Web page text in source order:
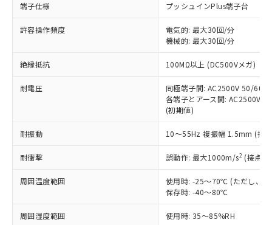
端子仕様 プッシュインPlus端子台
許容操作頻度
電気的: 最大30回/分
機械的: 最大30回/分
絶縁抵抗 100MΩ以上 (DC500Vメガ)
耐電圧
同極端子間: AC2500V 50/
各端子とアース間: AC2500V
(初期値)
耐振動 10～55Hz 複振幅 1.5mm (接
耐衝撃 誤動作: 最大1000m/s2 (接点
周囲温度範囲
使用時: -25～70℃ (ただし、氷
保存時: -40～80℃
周囲湿度範囲 使用時: 35～85%RH
ご利用条件
以下の条件をお読みいただき、同意のうえ
ご利用ください。
本サービスは、当社制御機器事業取扱
商品の当社在庫状況および標準価格
(税抜)を提供させていただくもので
当社制御機器事業取扱商品の中には、
本サービスの対象外となる商品もある
ことをご了承ください。
在庫状況および標準価格照会結果は、
記載している更新日時点での社内デー
タに基づき作成されるものであり、閲
覧された時点での実際の在庫および標
対応予定：EU RoHS指令（10物質）の非含
有に対応した製品に切り替える予定のある
商品です。
対応予定なし：EU RoHS指令（10物質）の
非含有に非対応の商品で、対応品を出す予
定はありません。
調査・確認中：EU RoHS指令（10物質）の
非含有の対応状況を調査中または確認中の
非該当品：ライセンス料など無形物で、有
害物質有無と関係のない商品です。
仕入先様の事情により、非含有部品として
いたものが、含有品と判明した場合などや
むを得ず変更することがあります。
ミウム(Cd) 100ppm以下、
「○」：最大均質材料含有率が中国RoHSの
基準値以下であることを示します。
「×」：最大均質材料含有率が中国RoHSの
基準値を超えていることを示します。
「－」：未確認です。当社販売部門へお問
い合わせください。
Pb(鉛) :1000ppm、 Hg(水銀) : 1000ppm、 Cd(カドミウ
当社は、これら貴社製品のうち、外国
為替および外国貿易法に定める商品
（以下｢規制貨物等」という）を輸出
または国外への提供する場合は、日本
国政府の輸出許可(または役務取引許
号